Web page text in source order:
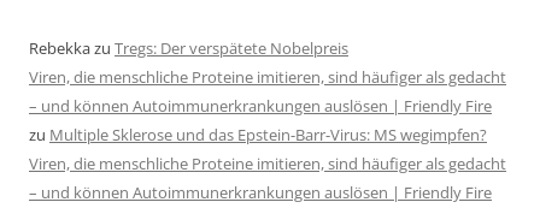
Rebekkazu Tregs: Der verspätete Nobelpreis
Viren, die menschliche Proteine imitieren, sind häufiger als gedacht
– und können Autoimmunerkrankungen auslösen | Friendly Fire
zu Multiple Sklerose und das Epstein-Barr-Virus: MS wegimpfen?
Viren, die menschliche Proteine imitieren, sind häufiger als gedacht
– und können Autoimmunerkrankungen auslösen | Friendly Fire